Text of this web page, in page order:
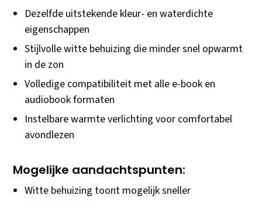
Dezelfde uitstekende kleur- en waterdichte
eigenschappen
Stijlvolle witte behuizing die minder snel opwarmt
in de zon
Volledige compatibiliteit met alle e-book en
audiobook formaten
Instelbare warmte verlichting voor comfortabel
avondlezen
Mogelijke aandachtspunten:
Witte behuizing toont mogelijk sneller